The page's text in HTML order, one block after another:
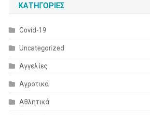
KΑΤΗΓΟΡΊΕΣ
Covid-19
Uncategorized
Αγγελίες
Αγροτικά
Αθλητικά